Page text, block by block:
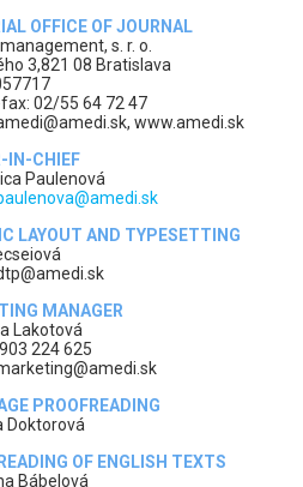
OFFICE OF JOURNAL
s. r. o.
3,821 08 Bratislava
02/55 64 72 47
www.amedi.sk
IN-CHIEF
Paulenová
LAYOUT AND TYPESETTING
MANAGER
Lakotová
224 625
PROOFREADING
Doktorová
OF ENGLISH TEXTS
Bábelová